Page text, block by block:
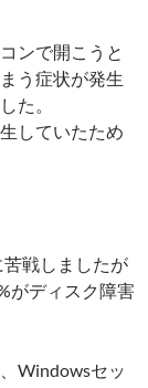
ンで開こうと
う症状が発生
た。
していたため
戦しましたが
がディスク障害
Windowsセッ